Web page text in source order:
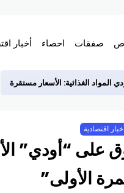
صفقات احصاء أخبار
المواد الغذائية: الأسعار مستقرة
اقتصادية
على “أودي”
الأولى”